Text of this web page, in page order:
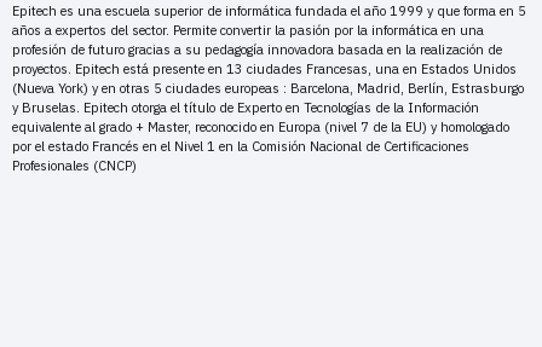
Epitech es una escuela superior de informática fundada el año 1999 y que forma en 5
años a expertos del sector. Permite convertir la pasión por la informática en una
profesión de futuro gracias a su pedagogía innovadora basada en la realización de
proyectos. Epitech está presente en 13 ciudades Francesas, una en Estados Unidos
(Nueva York) y en otras 5 ciudades europeas : Barcelona, Madrid, Berlín, Estrasburgo
y Bruselas. Epitech otorga el título de Experto en Tecnologías de la Información
equivalente al grado + Master, reconocido en Europa (nivel 7 de la EU) y homologado
por el estado Francés en el Nivel 1 en la Comisión Nacional de Certificaciones
Profesionales (CNCP)